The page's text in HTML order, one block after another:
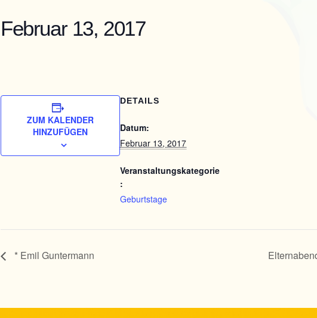
Februar 13, 2017
ZUM KALENDER
HINZUFÜGEN
DETAILS
Datum:
Februar 13, 2017
Veranstaltungskategorie
:
Geburtstage
* Emil Guntermann